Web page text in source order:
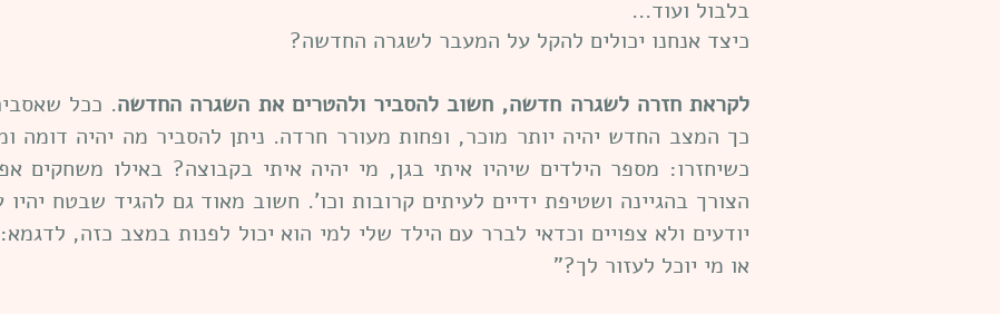
בלבול ועוד...
כיצד אנחנו יכולים להקל על המעבר לשגרה החדשה?
לקראת חזרה לשגרה חדשה, חשוב להסביר ולהטרים את השגרה החדשה. ככל
כך המצב החדש יהיה יותר מוכר, ופחות מעורר חרדה. ניתן להסביר מה יהיה דומה
כשיחזרו: מספר הילדים שיהיו איתי בגן, מי יהיה איתי בקבוצה? באילו משחקים
הצורך בהגיינה ושטיפת ידיים לעיתים קרובות וכו'. חשוב מאוד גם להגיד שבטח
יודעים ולא צפויים וכדאי לברר עם הילד שלי למי הוא יכול לפנות במצב כזה,
או מי יוכל לעזור לך?"